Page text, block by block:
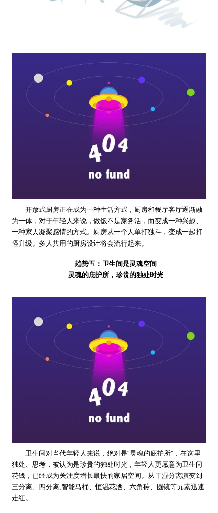
开放式厨房正在成为一种生活方式，厨房和餐厅客厅逐渐融
为一体，对于年轻人来说，做饭不是家务活，而变成一种兴趣、
一种家人凝聚感情的方式。厨房从一个人单打独斗，变成一起打
怪升级。多人共用的厨房设计将会流行起来。
趋势五：卫生间是灵魂空间
灵魂的庇护所，珍贵的独处时光
卫生间对当代年轻人来说，绝对是“灵魂的庇护所”，在这里
独处、思考，被认为是珍贵的独处时光，年轻人更愿意为卫生间
花钱，已经成为关注度增长最快的家居空间。从干湿分离演变到
三分离、四分离;智能马桶、恒温花洒、六角砖、圆镜等元素迅速
走红。